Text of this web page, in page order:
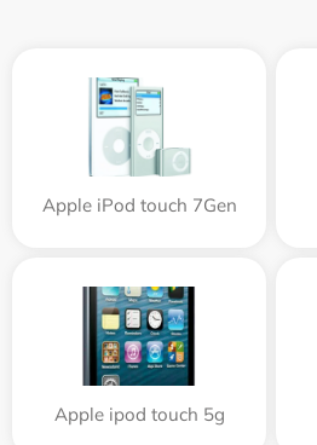
Apple iPod touch 7Gen
Apple ipod touch 5g